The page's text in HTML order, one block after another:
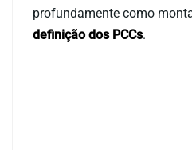
profundamente como
definição dos PCCs.